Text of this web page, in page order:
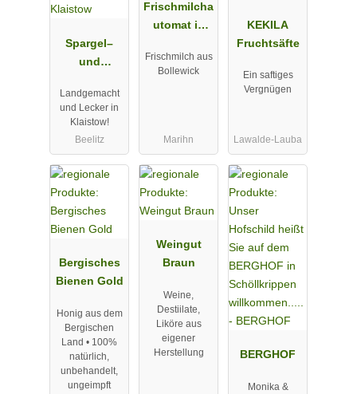
Spargel–
und
Klaistow
Landgemacht
und Lecker in
Klaistow!
Beelitz
Frischmilcha
utomat in
Frischmilch aus
Bollewick
Marihn
KEKILA
Fruchtsäfte
Ein saftiges
Vergnügen
Lawalde-Lauba
Bergisches
Bienen Gold
Honig aus dem
Bergischen
Land • 100%
natürlich,
unbehandelt,
ungeimpft
Weingut
Braun
Weine,
Destiilate,
Liköre aus
eigener
Herstellung
BERGHOF
Monika &